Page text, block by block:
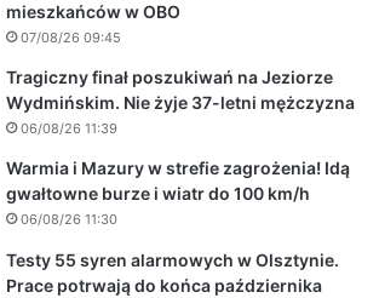
mieszkańców w OBO
07/08/26 09:45
Tragiczny finał poszukiwań na Jeziorze
Wydmińskim. Nie żyje 37-letni mężczyzna
06/08/26 11:39
Warmia i Mazury w strefie zagrożenia! Idą
gwałtowne burze i wiatr do 100 km/h
06/08/26 11:30
Testy 55 syren alarmowych w Olsztynie.
Prace potrwają do końca października